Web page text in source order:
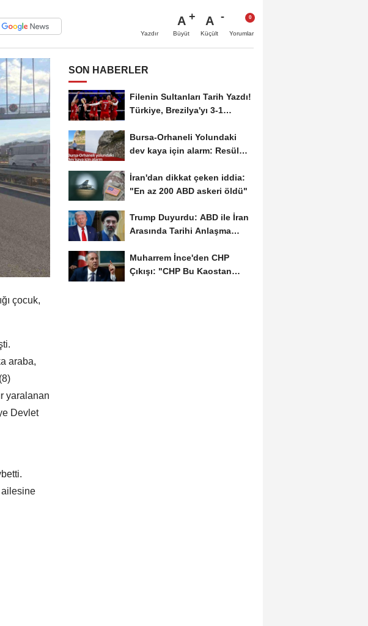
Yazdır
A
Büyüt
A
Küçült Yorumlar
çocuk,
araba,
yaralanan
Devlet
SON HABERLER
Filenin Sultanları Tarih Yazdı!
Türkiye, Brezilya'yı 3-1
Bursa-Orhaneli Yolundaki
dev kaya için alarm: Resül
İran'dan dikkat çeken iddia:
"En az 200 ABD askeri öldü"
Trump Duyurdu: ABD ile İran
Arasında Tarihi Anlaşma
Muharrem İnce'den CHP
Çıkışı: "CHP Bu Kaostan